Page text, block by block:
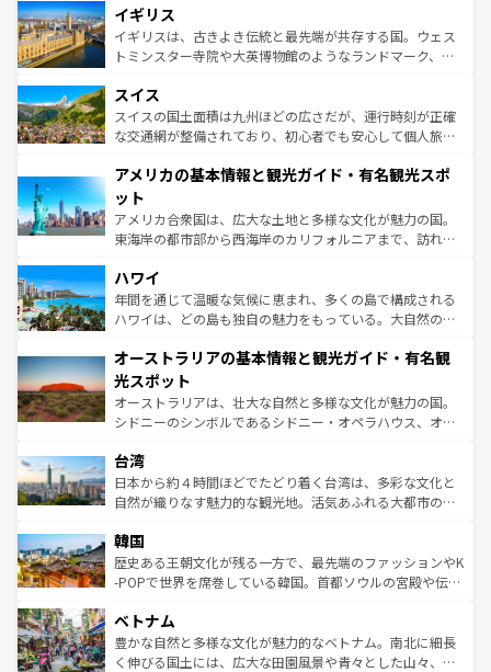
香り高いラベンダー畑など、多彩な楽しみ方が可能だ。さ
らに、パリ以外の地域にも魅力が溢れており、どの街角に
も豊かな歴史と文化が息づいている。パリ以外の個性あふ
を参照してほしい。
顔を持つこの国は、どこを歩いても飽きることがない。ベ
ルリンの文化的活気、バイエルン州のアルプスの絶景、そ
してライン川沿いのワイン畑といった風景は必見。ビール
は、お酒好きな人にはぜひ体験してほしい。 なお、新着の
ドイツ情報はコンテンツ一覧を参照してほしい。
イギリス
イギリスは、古きよき伝統と最先端が共存する国。ウェス
トミンスター寺院や大英博物館のようなランドマーク、歴
リアごとに異なる魅力がある。また、優雅なアフタヌーン
ティー、ビール好きにはたまらない英国パブ、サッカー観
戦など、本場だからこそできる体験も豊富。イギリスを旅
ンツ一覧を参照してほしい。
スイス
スイスの国土面積は九州ほどの広さだが、運行時刻が正確
な交通網が整備されており、初心者でも安心して個人旅行
の建物がそのまま残る町や、スイスならではのユニークな
博物館もあり、アルプス観光だけでなく町歩きも満喫する
ことができる。国民の所得が高いため物価も高いが、旅行
者向けの交通パス提供のサービスもあり、うまく活用すれ
着のスイス情報は
アメリカの基本情報と観光ガイド・有名観光スポ
ット
アメリカ合衆国は、広大な土地と多様な文化が魅力の国。
東海岸の都市部から西海岸のカリフォルニアまで、訪れる
のような巨大都市は、観光、ショッピング、エンターテイ
ンメントが詰まった刺激的なスポットだ。一方、アメリカ
西部には大自然が広がり、グランドキャニオンやイエロー
部のニューオーリンズでは、音楽と美食が融合した独特の
文化が魅力。旅行者はアメリカの各地域で異なる魅力を楽
しみながら、その多様性と豊かな歴史を感じることができ
るだろう。車でのロードトリップや列車の旅も、アメリカ
情報は
ハワイ
年間を通じて温暖な気候に恵まれ、多くの島で構成される
ハワイは、どの島も独自の魅力をもっている。大自然の神
ワイ島は見逃せない。また、定番の観光地といえばオアフ
島だが、静かな自然を求めるならマウイ島やカウアイ島が
おすすめ。エメラルドグリーンに輝く海をはじめ、豊かな
文化や歴史が息づいている。「アロハスピリット」と呼ば
人々、おいしいローカルフードやハワイアンミュージッ
ク、伝統的なフラダンスなど、すべてがハワイの魅力を彩
っている。訪れるたびに新しい発見と感動が待っているハ
はコンテンツ一覧
オーストラリアの基本情報と観光ガイド・有名観
光スポット
オーストラリアは、壮大な自然と多様な文化が魅力の国。
シドニーのシンボルであるシドニー・オペラハウス、オー
リアリーフや大陸中央部にそびえるウルル（エアーズロッ
ク）、タスマニアの美しい原生林やケアンズの熱帯雨林な
ど、見どころがたくさん。また、カフェやワイン、オージ
いる。アクティビティも充実しており、サーフィンやダイ
ビング、ハイキングなど、アウトドア好きにはたまらな
い。オーストラリアの多彩な魅力を存分に味わいつくそ
参照してほしい。
台湾
日本から約４時間ほどでたどり着く台湾は、多彩な文化と
自然が織りなす魅力的な観光地。活気あふれる大都市の台
ン）、静ひつな山岳地帯である台湾東部など、都市の喧騒
と山間の静けさが共存しており、訪れる人に新しい発見と
驚きをもたらしてくれる。また、奥深い台湾の食文化も魅
容にもいいと評判のスイーツなど、バラエティ豊かな料理
が味わえる。 なお、新着の台湾情報は コンテンツ一覧を参
照してほしい。
韓国
歴史ある王朝文化が残る一方で、最先端のファッションやK
-POPで世界を席巻している韓国。首都ソウルの宮殿や伝統
き、地方に足を延ばせば四季折々の自然美を楽しむことが
できる。そして、キムチや焼肉、絶品のストリートフード
まで、さまざまな韓国料理が待っている。夜には、韓国な
ベトナム
豊かな自然と多様な文化が魅力的なベトナム。南北に細長
く伸びる国土には、広大な田園風景や青々とした山々、世